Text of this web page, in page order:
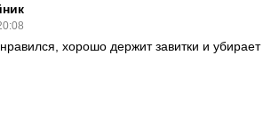
хорошо держит завитки и убирает